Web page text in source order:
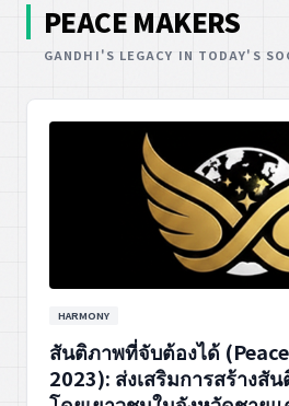
PEACE MAKERS
GANDHI'S LEGACY IN TODAY'S
HARMONY
สันติภาพที่จับต้องได้
2023): ส่งเสริมการสร้างสั